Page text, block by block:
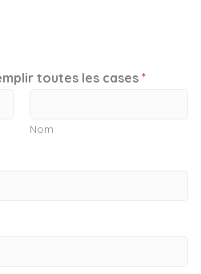
toutes les cases *
Nom